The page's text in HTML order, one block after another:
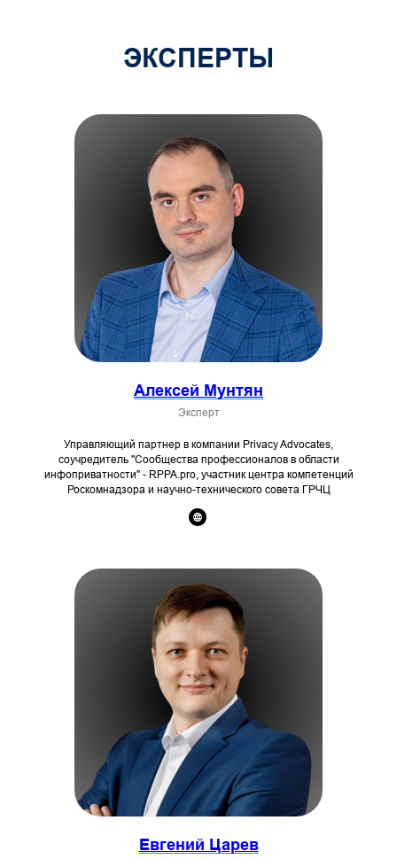
ЭКСПЕРТЫ
Алексей Мунтян
Эксперт
Управляющий партнер в компании Privacy Advocates,
соучредитель "Сообщества профессионалов в области
инфоприватности" - RPPA.pro, участник центра компетенций
Роскомнадзора и научно-технического совета ГРЧЦ
Евгений Царев